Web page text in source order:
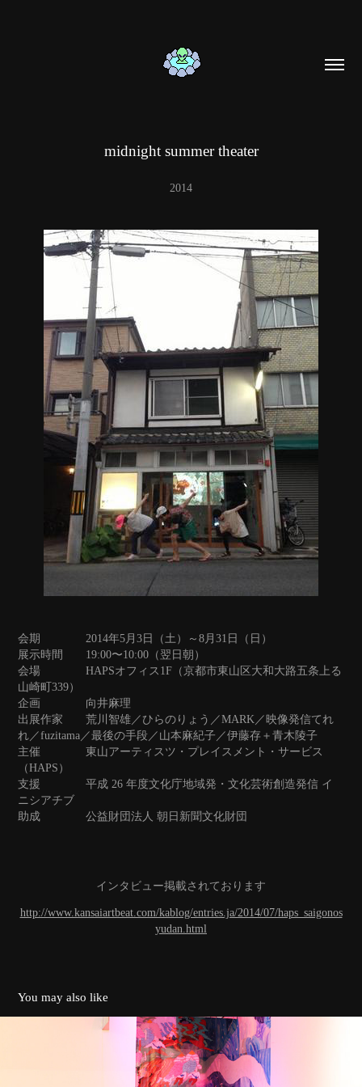
midnight summer theater
2014
会期 2014年5月3日（土）～8月31日（日）
展示時間 19:00〜10:00（翌日朝）
会場 HAPSオフィス1F（京都市東山区大和大路五条上る
山崎町339）
企画 向井麻理
出展作家 荒川智雄／ひらのりょう／MARK／映像発信てれ
れ／fuzitama／最後の手段／山本麻紀子／伊藤存＋青木陵子
主催 東山アーティスツ・プレイスメント・サービス
（HAPS）
支援 平成 26 年度文化庁地域発・文化芸術創造発信 イ
ニシアチブ
助成 公益財団法人 朝日新聞文化財団
インタビュー掲載されております
http://www.kansaiartbeat.com/kablog/entries.ja/2014/07/haps_saigonos
yudan.html
You may also like